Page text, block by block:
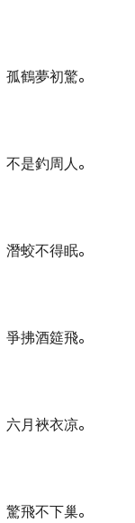
鶴夢初驚。
是釣周人。
蛟不得眠。
拂酒筵飛。
月裌衣凉。
飛不下巢。